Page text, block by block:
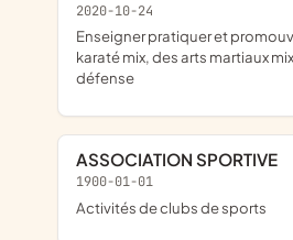
2020-10-24
enseigner pratiquer et promouvoir les disciplines du
karaté mix, des arts martiaux
défense
ASSOCIATION SPORTIVE
1900-01-01
Activités de clubs de sports